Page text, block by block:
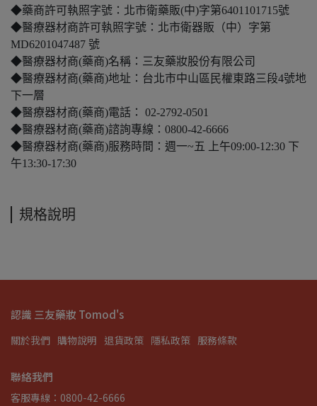
◆藥商許可執照字號：北市衛藥販(中)字第6401101715號
◆醫療器材商許可執照字號：北市衛器販（中）字第
MD6201047487 號
◆醫療器材商(藥商)名稱：三友藥妝股份有限公司
◆醫療器材商(藥商)地址：台北市中山區民權東路三段4號地
下一層
◆醫療器材商(藥商)電話： 02-2792-0501
◆醫療器材商(藥商)諮詢專線：0800-42-6666
◆醫療器材商(藥商)服務時間：週一~五 上午09:00-12:30 下
午13:30-17:30
規格說明
認識 三友藥妝 Tomod's
關於我們 購物說明 退貨政策 隱私政策 服務條款
聯絡我們
客服專線：0800-42-6666